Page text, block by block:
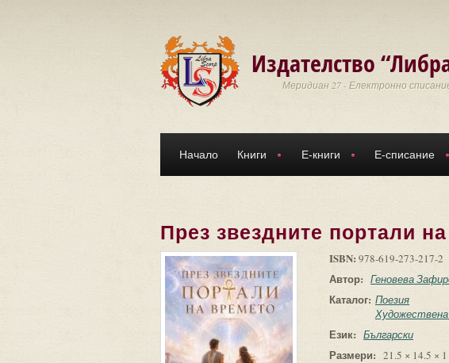
Издателство
Меридиан 27 - Електронно
Начало Книги Е-книги Е-списание
През звездните портали
ISBN: 978-619-273-217-2
Автор: Геновева
Каталог: Поезия
Език: Български
Размери: 21.5 × 14.5 ×